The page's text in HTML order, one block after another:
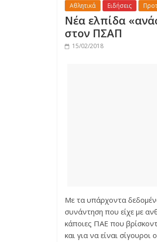
Αθλητικά Ειδήσεις
Νέα ελπίδα
στον ΠΣΑΠ
15/02/2018
Με τα υπάρχοντα
συνάντηση που είχε με
κάποιες ΠΑΕ που
και για να είναι